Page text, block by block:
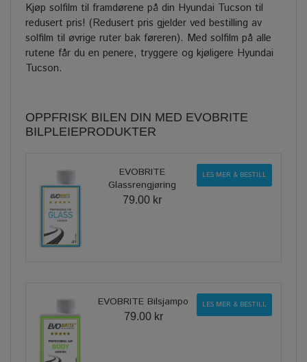
Kjøp solfilm til framdørene på din Hyundai Tucson til
redusert pris! (Redusert pris gjelder ved bestilling av
solfilm til øvrige ruter bak føreren). Med solfilm på alle
rutene får du en penere, tryggere og kjøligere Hyundai
Tucson.
OPPFRISK BILEN DIN MED EVOBRITE
BILPLEIEPRODUKTER
EVOBRITE
Glassrengjøring
79.00 kr
LES MER & BESTILL
EVOBRITE Bilsjampo
79.00 kr
LES MER & BESTILL